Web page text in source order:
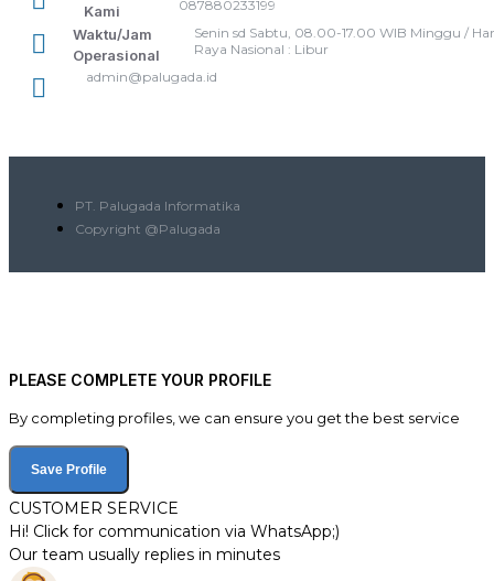
Kami
087880233199
Waktu/Jam
Operasional
Senin sd Sabtu, 08.00-17.00 WIB Minggu /
Raya Nasional : Libur
admin@palugada.id
PT. Palugada Informatika
Copyright @Palugada
PLEASE COMPLETE YOUR PROFILE
By completing profiles, we can ensure you get the best service
Save Profile
CUSTOMER SERVICE
Hi! Click for communication via WhatsApp;)
Our team usually replies in minutes